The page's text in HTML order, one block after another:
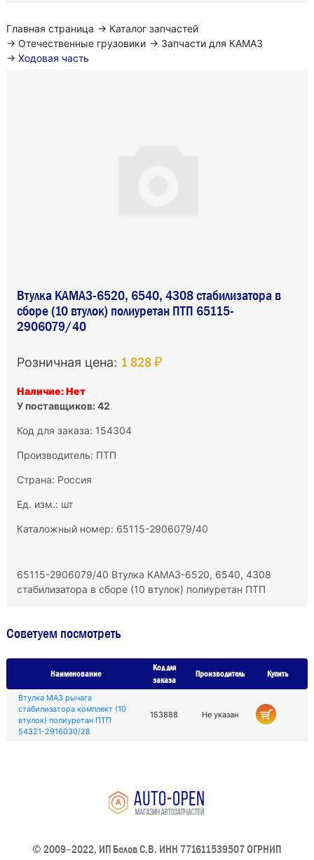
Главная страница → Каталог запчастей
→ Отечественные грузовики → Запчасти для КАМАЗ
→ Ходовая часть
Втулка КАМАЗ-6520, 6540, 4308 стабилизатора в
сборе (10 втулок) полиуретан ПТП 65115-
2906079/40
Розничная цена: 1 828 ₽
Наличие: Нет
У поставщиков: 42
Код для заказа: 154304
Производитель: ПТП
Страна: Россия
Ед. изм.: шт
Каталожный номер: 65115-2906079/40
65115-2906079/40 Втулка КАМАЗ-6520, 6540, 4308
стабилизатора в сборе (10 втулок) полиуретан ПТП
Советуем посмотреть
Наименование
Код для
заказа
Производитель Купить
Втулка МАЗ рычага
стабилизатора комплект (10
втулок) полиуретан ПТП
54321-2916030/28
153888 Не указан
© 2009–2022, ИП Белов С.В. ИНН 771611539507 ОГРНИП